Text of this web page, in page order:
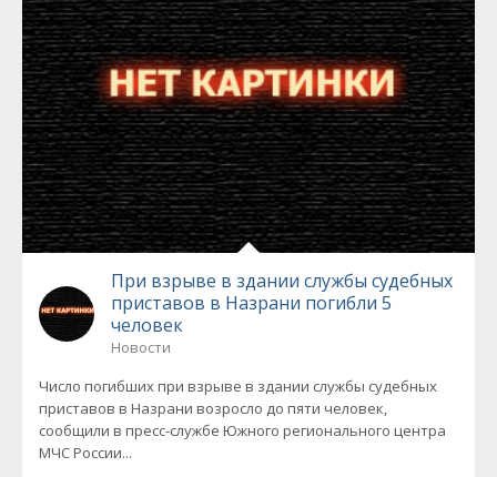
При взрыве в здании службы судебных
приставов в Назрани погибли 5
человек
Новости
Число погибших при взрыве в здании службы судебных
приставов в Назрани возросло до пяти человек,
сообщили в пресс-службе Южного регионального центра
МЧС России...